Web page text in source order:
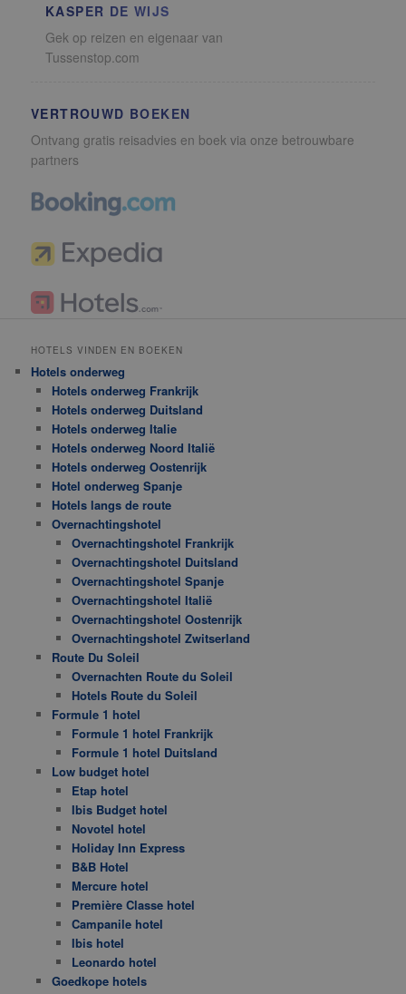
KASPER DE WIJS
Gek op reizen en eigenaar van
Tussenstop.com
VERTROUWD BOEKEN
Ontvang gratis reisadvies en boek via onze betrouwbare
partners
HOTELS VINDEN EN BOEKEN
Hotels onderweg
Hotels onderweg Frankrijk
Hotels onderweg Duitsland
Hotels onderweg Italie
Hotels onderweg Noord Italië
Hotels onderweg Oostenrijk
Hotel onderweg Spanje
Hotels langs de route
Overnachtingshotel
Overnachtingshotel Frankrijk
Overnachtingshotel Duitsland
Overnachtingshotel Spanje
Overnachtingshotel Italië
Overnachtingshotel Oostenrijk
Overnachtingshotel Zwitserland
Route Du Soleil
Overnachten Route du Soleil
Hotels Route du Soleil
Formule 1 hotel
Formule 1 hotel Frankrijk
Formule 1 hotel Duitsland
Low budget hotel
Etap hotel
Ibis Budget hotel
Novotel hotel
Holiday Inn Express
B&B Hotel
Mercure hotel
Première Classe hotel
Campanile hotel
Ibis hotel
Leonardo hotel
Goedkope hotels